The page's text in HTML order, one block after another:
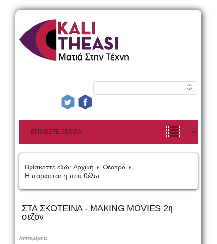
Βρίσκεστε εδώ: Αρχική
Θέατρο
Η παράσταση που θέλω
ΣΤΑ ΣΚΟΤΕΙΝΑ - MAKING MOVIES 2η
σεζόν
Λεπτομέρειες